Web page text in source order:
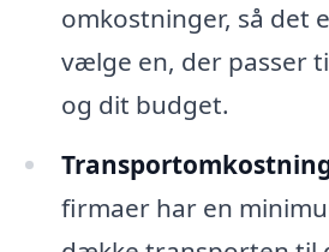
omkostninger, så det
vælge en, der passer
og dit budget.
firmaer har en